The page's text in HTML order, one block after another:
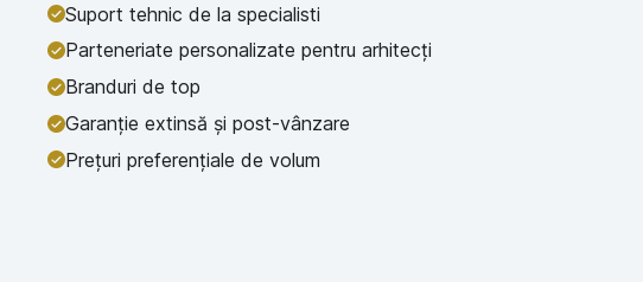
Suport tehnic de la specialisti
Parteneriate personalizate pentru arhitecți
Branduri de top
Garanție extinsă și post-vânzare
Prețuri preferențiale de volum